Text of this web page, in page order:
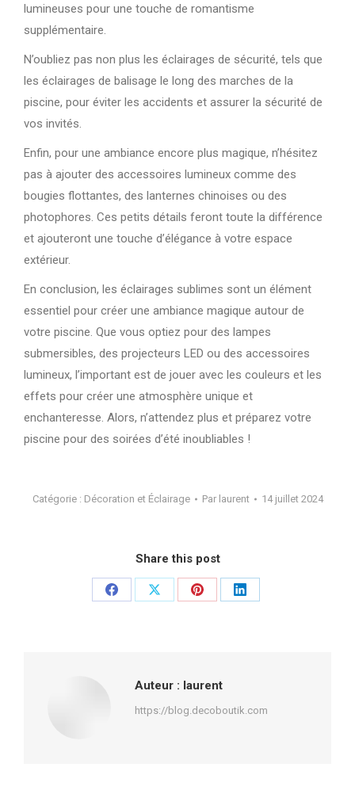
lumineuses pour une touche de romantisme
supplémentaire.
N’oubliez pas non plus les éclairages de sécurité, tels que
les éclairages de balisage le long des marches de la
piscine, pour éviter les accidents et assurer la sécurité de
vos invités.
Enfin, pour une ambiance encore plus magique, n’hésitez
pas à ajouter des accessoires lumineux comme des
bougies flottantes, des lanternes chinoises ou des
photophores. Ces petits détails feront toute la différence
et ajouteront une touche d’élégance à votre espace
extérieur.
En conclusion, les éclairages sublimes sont un élément
essentiel pour créer une ambiance magique autour de
votre piscine. Que vous optiez pour des lampes
submersibles, des projecteurs LED ou des accessoires
lumineux, l’important est de jouer avec les couleurs et les
effets pour créer une atmosphère unique et
enchanteresse. Alors, n’attendez plus et préparez votre
piscine pour des soirées d’été inoubliables !
Catégorie : Décoration et Éclairage Par laurent 14 juillet 2024
Share this post
PartagerPartagerPartagerPartager
Auteur : laurent
https://blog.decoboutik.com